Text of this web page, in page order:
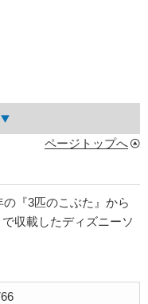
ページトップへ
『3匹のこぶた』から
収載したディズニーソ